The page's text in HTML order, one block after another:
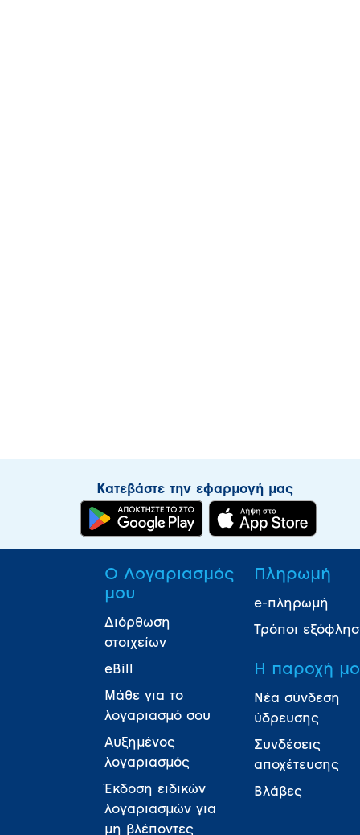
Κατεβάστε την εφαρμογή μας
Ο Λογαριασμός
μου
Διόρθωση
στοιχείων
eBill
Μάθε για το
λογαριασμό σου
Αυξημένος
λογαριασμός
Έκδοση ειδικών
λογαριασμών για
μη βλέποντες
Πληρωμή
e-πληρωμή
Τρόποι
Η παροχή
Νέα σύνδεση
ύδρευσης
Συνδέσεις
αποχέτευσης
Βλάβες